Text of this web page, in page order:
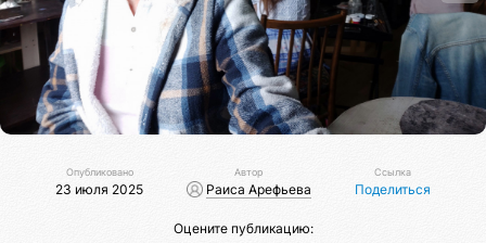
Опубликовано
23 июля 2025
Автор
Раиса Арефьева
Ссылка
Поделиться
Оцените публикацию: